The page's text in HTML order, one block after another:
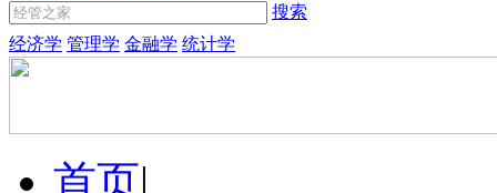
搜索
经济学 管理学 金融学 统计学
首页|